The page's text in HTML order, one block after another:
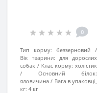
0
Тип корму:
беззерновий
Вік тварини:
для дорослих
собак
Клас корму: холістик
Основний білок:
яловичина
Вага в упаковці,
кг: 4 кг